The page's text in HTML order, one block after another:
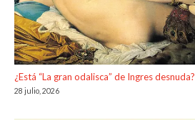
¿Está “La gran odalisca” de Ingres desnuda?
28 julio, 2026